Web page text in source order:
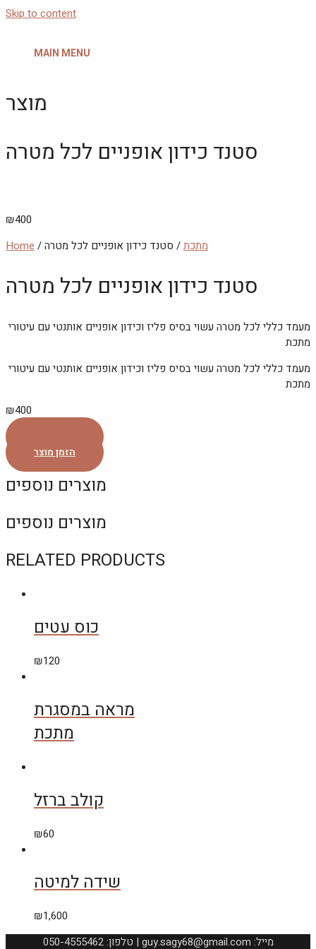
Skip to content
MAIN MENU
מוצר
סטנד כידון אופניים לכל מטרה
₪400
Home / מתכת/ סטנד כידון אופניים לכל מטרה
סטנד כידון אופניים לכל מטרה
מעמד כללי לכל מטרה עשוי בסיס פליז וכידון אופניים אותנטי עם עיטורי
מתכת
מעמד כללי לכל מטרה עשוי בסיס פליז וכידון אופניים אותנטי עם עיטורי
מתכת
₪400
הזמן מוצר
מוצרים נוספים
מוצרים נוספים
RELATED PRODUCTS
כוס עטים
₪120
מראה במסגרת
מתכת
קולב ברזל
₪60
שידה למיטה
₪1,600
050-4555462 :טלפון | guy.sagy68@gmail.com :מייל